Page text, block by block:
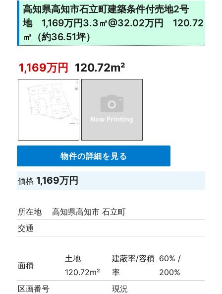
高知県高知市石立町建築条件付売地2号
地 1,169万円3.3㎡@32.02万円 120.72
㎡（約36.51坪）
1,169万円 120.72m²
物件の詳細を見る
価格 1,169万円
所在地
高知県高知市 石立町
交通
面積
土地
120.72m²
建蔽率/容積
率
60% /
200%
区画番号
現況